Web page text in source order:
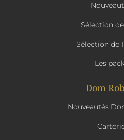
Sélection
Sélection de
Les
Dom
Nouveautés